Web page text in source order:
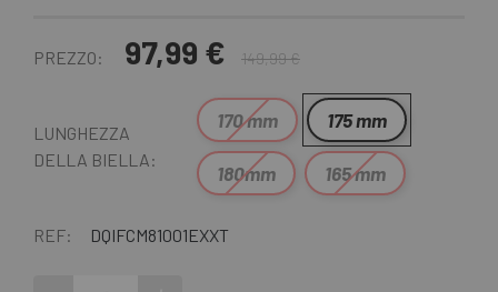
PREZZO: 97,99 € 149,99 €
LUNGHEZZA
DELLA BIELLA:
170 mm 175 mm
180mm 165 mm
REF: DQIFCM81001EXXT